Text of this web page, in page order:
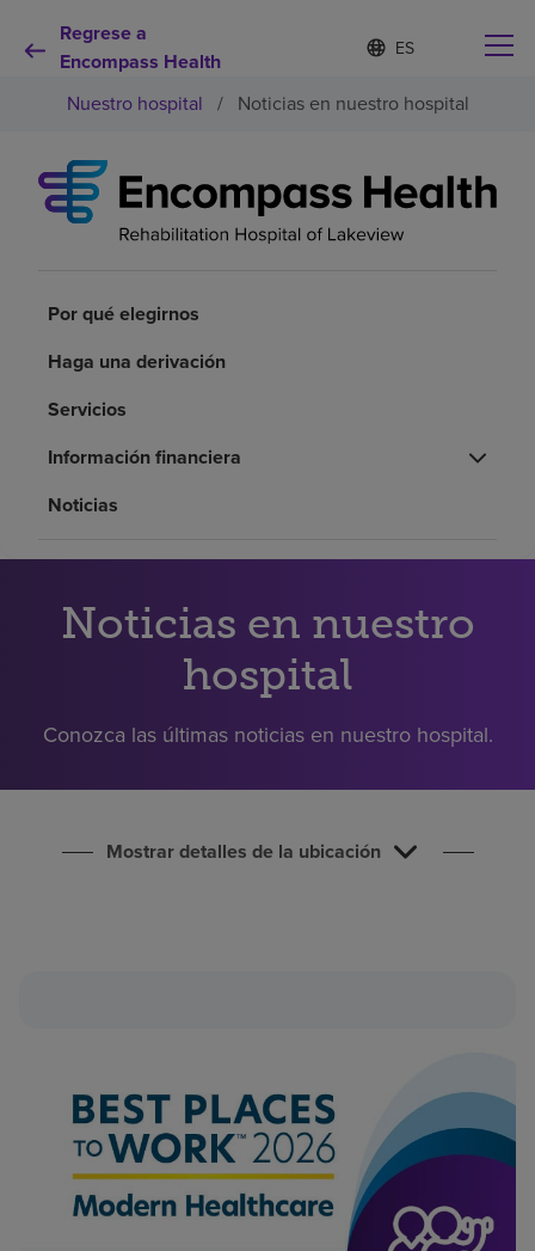
Regrese a
Encompass Health
Lista
de
idiomas
contraída
d
o
s
e
e
Por qué debe elegirnos
Recursos de salud
Inversores
Pagar mi factura
Nuestro hospital / Noticias en nuestro hospital
Por qué elegirnos
Haga una derivación
Servicios
Información financiera
Noticias
Noticias en nuestro
hospital
Conozca las últimas noticias en nuestro hospital.
Mostrar detalles de la ubicación